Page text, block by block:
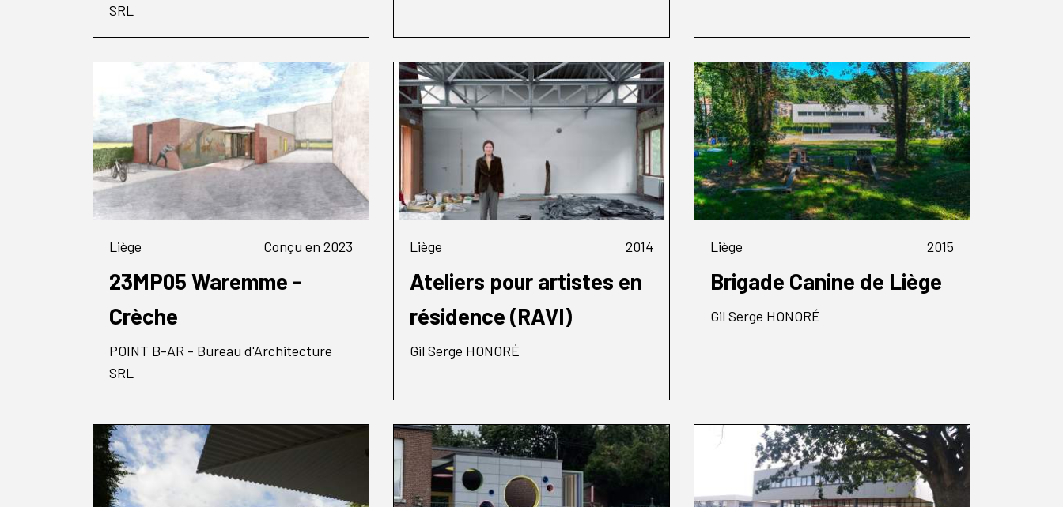
SRL
Liège Conçu en 2023
23MP05 Waremme -
Crèche
POINT B-AR - Bureau d'Architecture
SRL
Liège 2014
Ateliers pour artistes en
résidence (RAVI)
Gil Serge HONORÉ
Liège 2015
Brigade Canine de Liège
Gil Serge HONORÉ